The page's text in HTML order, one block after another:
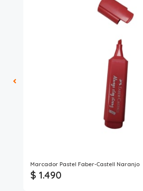
Marcador Pastel Faber-Castell Naranjo
$ 1.490